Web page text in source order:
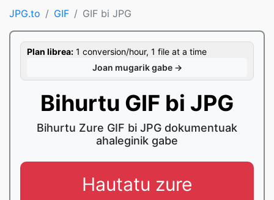
JPG.to GIF GIF bi JPG
Plan librea: 1 conversion/hour, 1 file at a time
Joan mugarik gabe →
Bihurtu GIF bi JPG
Bihurtu Zure GIF bi JPG dokumentuak
ahaleginik gabe
Hautatu zure